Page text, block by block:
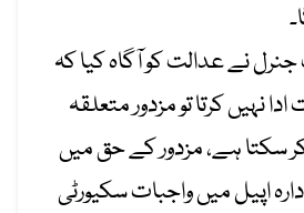
جنرل نے عدالتکو آگاہ کیا کہ
ادا نہیں کرتا تو مزدور متعلقہ
سکتا ہے، مزدورکےحق میں
اپیل میں واجباتسکیورٹی